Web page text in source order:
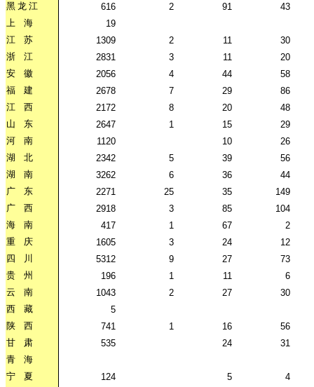
黑 龙 江 616 2 91
43
上
海
19
江
苏 1309 2 11
30
浙
江 2831 3 11
20
安
徽 2056 4 44
58
福
建 2678 7 29
86
江
西 2172 8 20
48
山
东 2647 1 15
29
河
南 1120 10
26
湖
北 2342 5 39
56
湖
南 3262 6 36
44
广
东 2271 25 35
149
广
西 2918 3 85
104
海
南 417 1 67
2
重
庆 1605 3 24
12
四
川 5312 9 27
73
贵
州 196 1 11
6
云
南 1043 2 27
30
西
藏
5
陕
西 741 1 16
56
甘
肃 535 24
31
青
海
宁
夏 124 5
4